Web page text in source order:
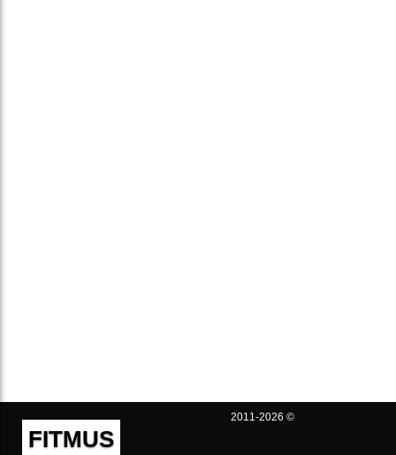
FITMUS
2011-2026 ©